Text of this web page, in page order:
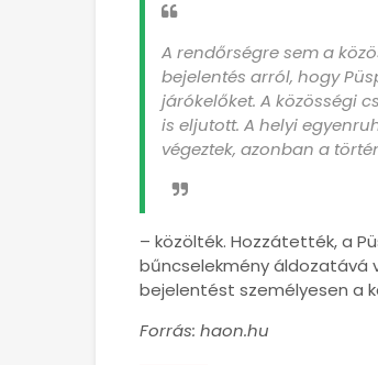
A rendőrségre sem a
bejelentés arról, hogy
járókelőket. A közösségi
is eljutott. A helyi
végeztek, azonban a
– közölték. Hozzátették, a
bűncselekmény áldozatává
bejelentést személyesen a
Forrás: haon.hu